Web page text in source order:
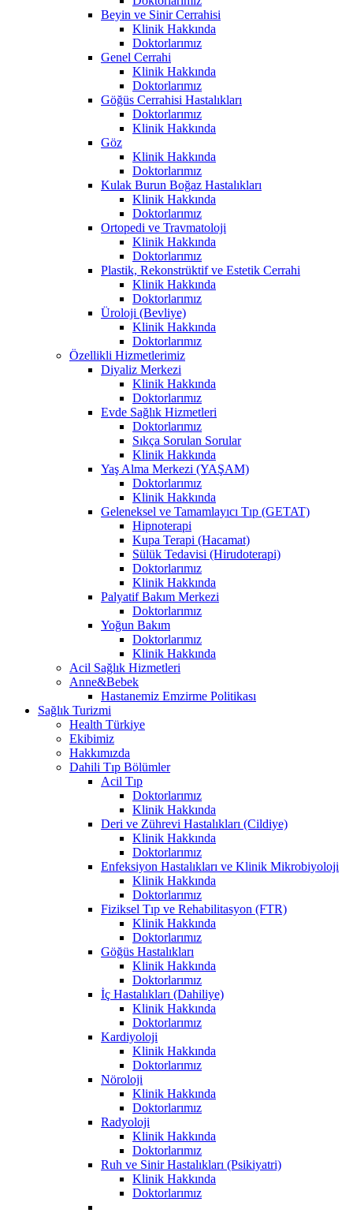
Beyin ve Sinir Cerrahisi
Klinik Hakkında
Doktorlarımız
Genel Cerrahi
Klinik Hakkında
Doktorlarımız
Göğüs Cerrahisi Hastalıkları
Doktorlarımız
Klinik Hakkında
Göz
Klinik Hakkında
Doktorlarımız
Kulak Burun Boğaz Hastalıkları
Klinik Hakkında
Doktorlarımız
Ortopedi ve Travmatoloji
Klinik Hakkında
Doktorlarımız
Plastik, Rekonstrüktif ve Estetik Cerrahi
Klinik Hakkında
Doktorlarımız
Üroloji (Bevliye)
Klinik Hakkında
Doktorlarımız
Özellikli Hizmetlerimiz
Diyaliz Merkezi
Klinik Hakkında
Doktorlarımız
Evde Sağlık Hizmetleri
Doktorlarımız
Sıkça Sorulan Sorular
Klinik Hakkında
Yaş Alma Merkezi (YAŞAM)
Doktorlarımız
Klinik Hakkında
Geleneksel ve Tamamlayıcı Tıp (GETAT)
Hipnoterapi
Kupa Terapi (Hacamat)
Sülük Tedavisi (Hirudoterapi)
Doktorlarımız
Klinik Hakkında
Palyatif Bakım Merkezi
Doktorlarımız
Yoğun Bakım
Doktorlarımız
Klinik Hakkında
Acil Sağlık Hizmetleri
Anne&Bebek
Hastanemiz Emzirme Politikası
Sağlık Turizmi
Health Türkiye
Ekibimiz
Hakkımızda
Dahili Tıp Bölümler
Acil Tıp
Doktorlarımız
Klinik Hakkında
Deri ve Zührevi Hastalıkları (Cildiye)
Klinik Hakkında
Doktorlarımız
Enfeksiyon Hastalıkları ve Klinik Mikrobiyoloji
Klinik Hakkında
Doktorlarımız
Fiziksel Tıp ve Rehabilitasyon (FTR)
Klinik Hakkında
Doktorlarımız
Göğüs Hastalıkları
Klinik Hakkında
Doktorlarımız
İç Hastalıkları (Dahiliye)
Klinik Hakkında
Doktorlarımız
Kardiyoloji
Klinik Hakkında
Doktorlarımız
Nöroloji
Klinik Hakkında
Doktorlarımız
Radyoloji
Klinik Hakkında
Doktorlarımız
Ruh ve Sinir Hastalıkları (Psikiyatri)
Klinik Hakkında
Doktorlarımız